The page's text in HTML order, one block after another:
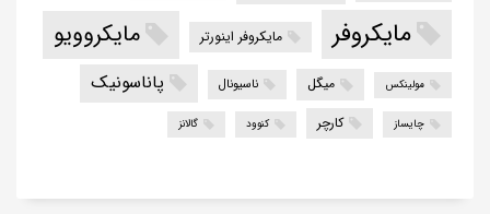
مایکروفر مایکروفر اینورتر مایکروویو
مولینکس میگل ناسیونال پاناسونیک
چایساز کارچر کنوود گالانز